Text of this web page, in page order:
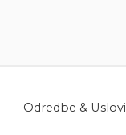
Odredbe & Uslovi